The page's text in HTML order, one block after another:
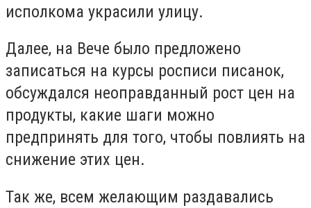
исполкома украсили улицу.
Далее, на Вече было предложено
записаться на курсы росписи писанок,
обсуждался неоправданный рост цен на
продукты, какие шаги можно
предпринять для того, чтобы повлиять на
снижение этих цен.
Так же, всем желающим раздавались